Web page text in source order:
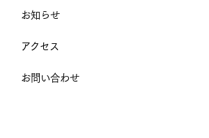
お知らせ
アクセス
お問い合わせ